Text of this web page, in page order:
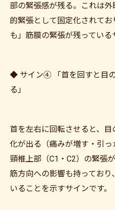
部の緊張感が残る。これは
的緊張として固定化されて
も」筋膜の緊張が残っている
◆ サイン④ 「首を回すと目
る」
首を左右に回転させると、
化が出る（痛みが増す・引
頸椎上部（C1・C2）の緊
筋方向への影響も持ってお
いることを示すサインです。